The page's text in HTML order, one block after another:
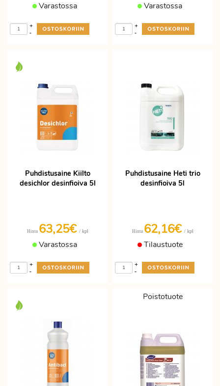
Varastossa
-
+
Varastossa
-
+
Puhdistusaine Kiilto
desichlor desinfioiva 5l
Hinta 63,25€ / kpl
Varastossa
-
+
Puhdistusaine Heti trio
desinfioiva 5l
Hinta 62,16€ / kpl
Tilaustuote
-
+
Poistotuote